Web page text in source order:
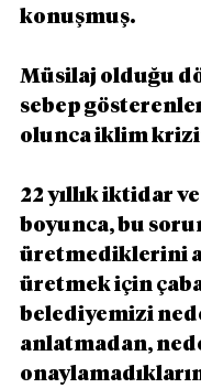
konuşmuş.
Müsilaj olduğu
sebep
olunca iklim
22 yıllık iktidar
boyunca, bu
üretmediklerini
üretmek için
belediyemizi
anlatmadan,